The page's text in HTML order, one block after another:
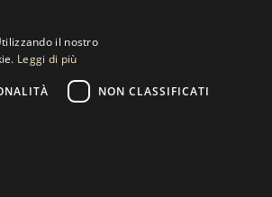
il nostro
Leggi di più
NON CLASSIFICATI